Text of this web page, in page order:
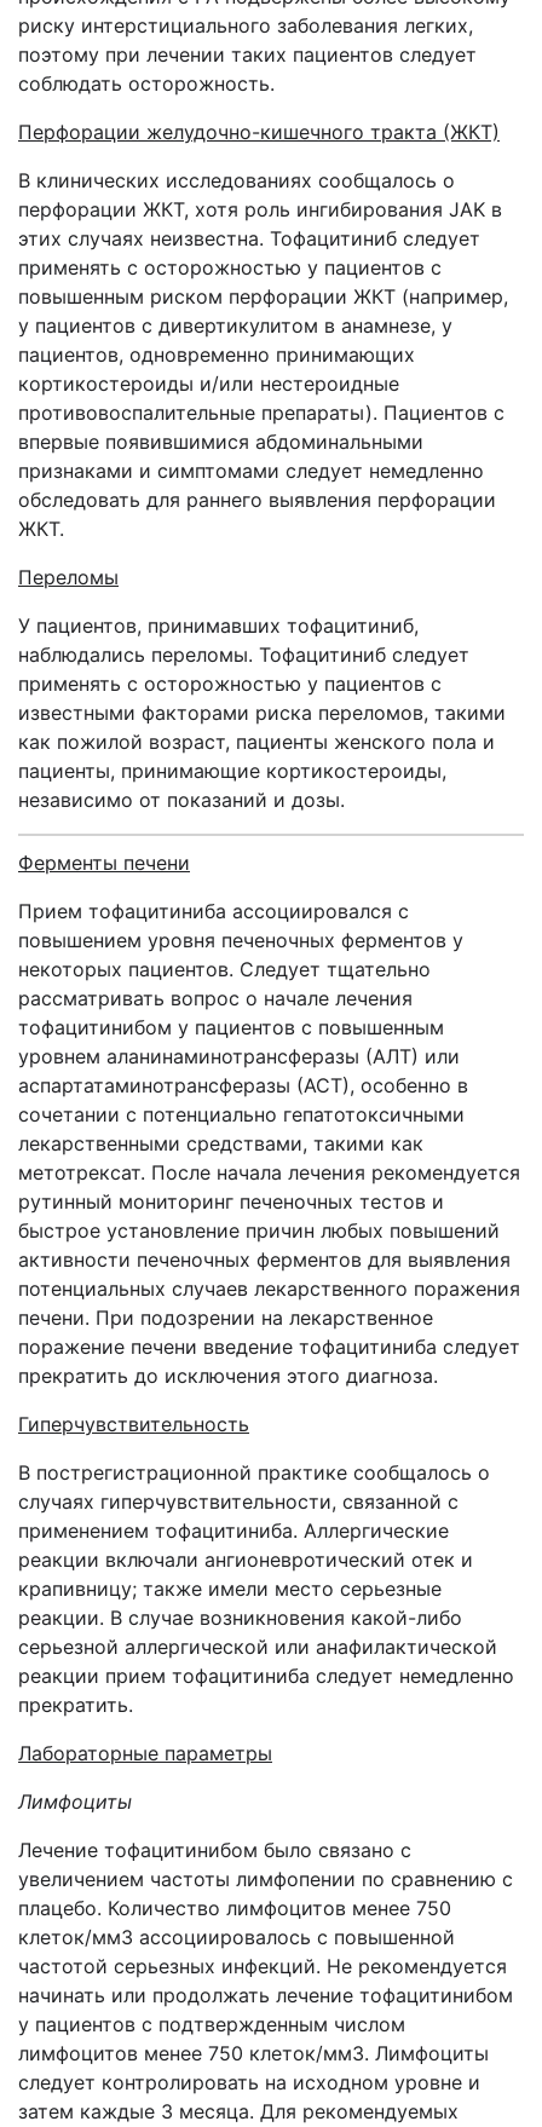
риску интерстициального заболевания легких,
поэтому при лечении таких пациентов следует
соблюдать осторожность.
Перфорации желудочно-кишечного тракта (ЖКТ)
В клинических исследованиях сообщалось о
перфорации ЖКТ, хотя роль ингибирования JAK в
этих случаях неизвестна. Тофацитиниб следует
применять с осторожностью у пациентов с
повышенным риском перфорации ЖКТ (например,
у пациентов с дивертикулитом в анамнезе, у
пациентов, одновременно принимающих
кортикостероиды и/или нестероидные
противовоспалительные препараты). Пациентов с
впервые появившимися абдоминальными
признаками и симптомами следует немедленно
обследовать для раннего выявления перфорации
ЖКТ.
Переломы
У пациентов, принимавших тофацитиниб,
наблюдались переломы. Тофацитиниб следует
применять с осторожностью у пациентов с
известными факторами риска переломов, такими
как пожилой возраст, пациенты женского пола и
пациенты, принимающие кортикостероиды,
независимо от показаний и дозы.
Ферменты печени
Прием тофацитиниба ассоциировался с
повышением уровня печеночных ферментов у
некоторых пациентов. Следует тщательно
рассматривать вопрос о начале лечения
тофацитинибом у пациентов с повышенным
уровнем аланинаминотрансферазы (АЛТ) или
аспартатаминотрансферазы (АСТ), особенно в
сочетании с потенциально гепатотоксичными
лекарственными средствами, такими как
метотрексат. После начала лечения рекомендуется
рутинный мониторинг печеночных тестов и
быстрое установление причин любых повышений
активности печеночных ферментов для выявления
потенциальных случаев лекарственного поражения
печени. При подозрении на лекарственное
поражение печени введение тофацитиниба следует
прекратить до исключения этого диагноза.
Гиперчувствительность
В пострегистрационной практике сообщалось о
случаях гиперчувствительности, связанной с
применением тофацитиниба. Аллергические
реакции включали ангионевротический отек и
крапивницу; также имели место серьезные
реакции. В случае возникновения какой-либо
серьезной аллергической или анафилактической
реакции прием тофацитиниба следует немедленно
прекратить.
Лабораторные параметры
Лимфоциты
Лечение тофацитинибом было связано с
увеличением частоты лимфопении по сравнению с
плацебо. Количество лимфоцитов менее 750
клеток/мм3 ассоциировалось с повышенной
частотой серьезных инфекций. Не рекомендуется
начинать или продолжать лечение тофацитинибом
у пациентов с подтвержденным числом
лимфоцитов менее 750 клеток/мм3. Лимфоциты
следует контролировать на исходном уровне и
затем каждые 3 месяца. Для рекомендуемых